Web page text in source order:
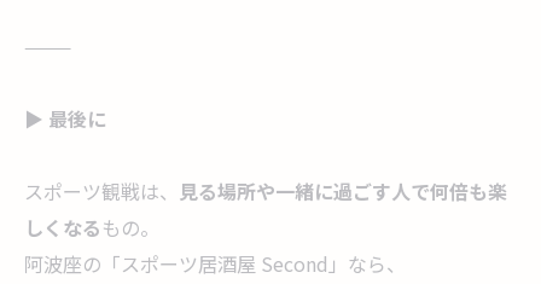
⸻
▶ 最後に
スポーツ観戦は、 見る場所や一緒に過ごす人で何倍も楽
しくなるもの。
阿波座の「スポーツ居酒屋 Second」なら、